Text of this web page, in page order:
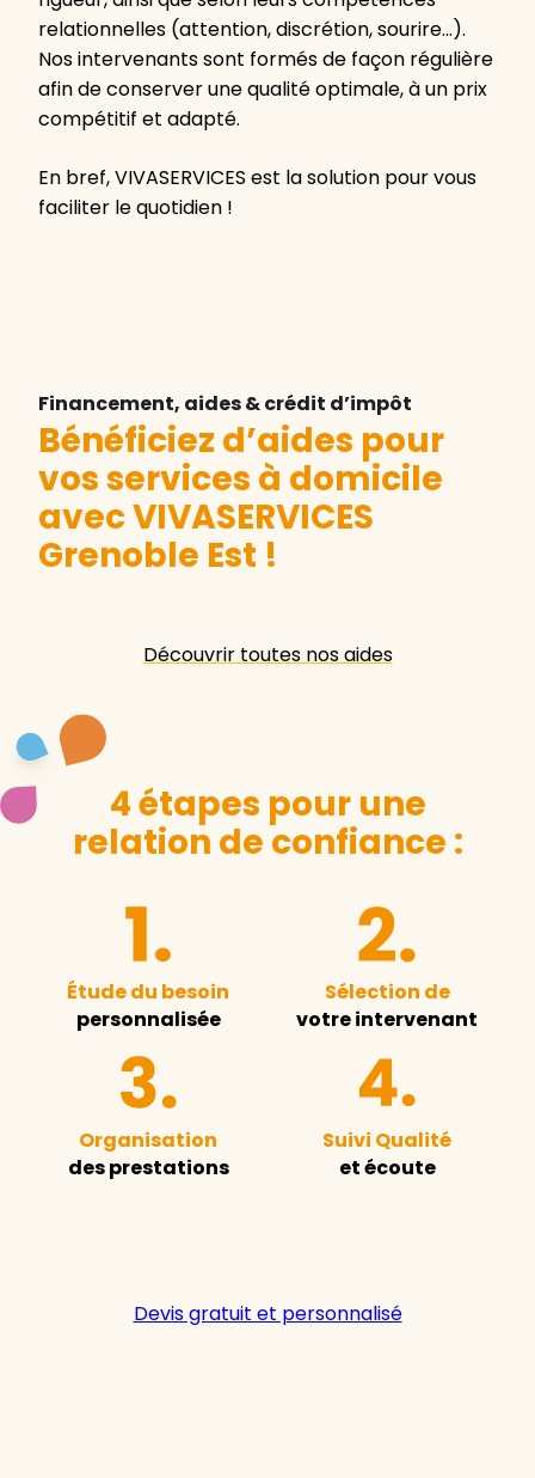
relationnelles (attention, discrétion, sourire…).
Nos intervenants sont formés de façon régulière
afin de conserver une qualité optimale, à un prix
compétitif et adapté.
En bref, VIVASERVICES est la solution pour vous
faciliter le quotidien !
Financement, aides & crédit d’impôt
Bénéficiez d’aides pour
vos services à domicile
avec VIVASERVICES
Grenoble Est !
Découvrir toutes nos aides
4 étapes pour une
relation de confiance :
Étude du besoin
personnalisée
Sélection de
votre intervenant
Organisation
des prestations
Suivi Qualité
et écoute
Devis gratuit et personnalisé